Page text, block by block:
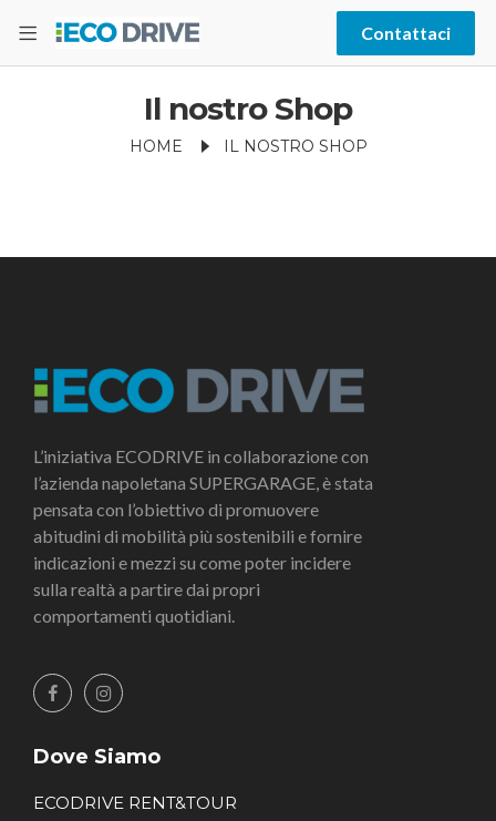
Contattaci
Il nostro Shop
HOME IL NOSTRO SHOP
L’iniziativa ECODRIVE in collaborazione con
l’azienda napoletana SUPERGARAGE, è stata
pensata con l’obiettivo di promuovere
abitudini di mobilità più sostenibili e fornire
indicazioni e mezzi su come poter incidere
sulla realtà a partire dai propri
comportamenti quotidiani.
Dove Siamo
ECODRIVE RENT&TOUR